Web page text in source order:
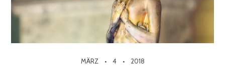
MÄRZ 4 2018